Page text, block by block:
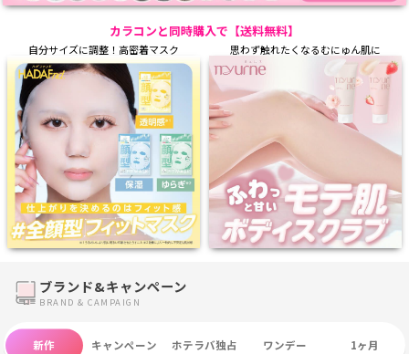
カラコンと同時購入で【送料無料】
自分サイズに調整！高密着マスク 思わず触れたくなるむにゅん肌に
ブランド&キャンペーン
BRAND & CAMPAIGN
新作 キャンペーン ホテラバ独占 ワンデー 1ヶ月